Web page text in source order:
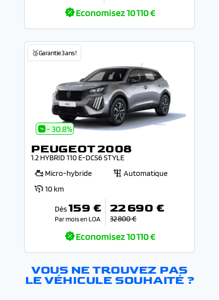
Economisez10 110 €
🥉Garantie 3 ans !
- 30.8%
PEUGEOT 2008
1.2 HYBRID 110 E-DCS6 STYLE
Micro-hybride
Automatique
10 km
Dès159 €
Par mois en LOA
22 690 €
32 800 €
Economisez10 110 €
VOUS NE TROUVEZ PAS
LE VÉHICULE SOUHAITÉ ?